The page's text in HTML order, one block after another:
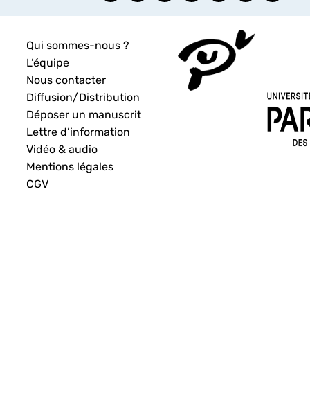
Qui sommes-nous ?
L’équipe
Nous contacter
Diffusion/Distribution
Déposer un manuscrit
Lettre d’information
Vidéo & audio
Mentions légales
CGV